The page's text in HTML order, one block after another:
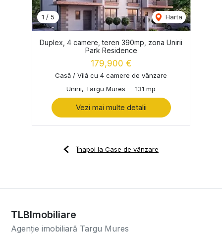
1 / 5 Harta
Duplex, 4 camere, teren 390mp, zona Unirii
Park Residence
179,900 €
Casă / Vilă cu 4 camere de vânzare
Unirii, Targu Mures
131 mp
Vezi mai multe detalii
Înapoi la Case de vânzare
TLBImobiliare
Agenție imobiliară Targu Mures